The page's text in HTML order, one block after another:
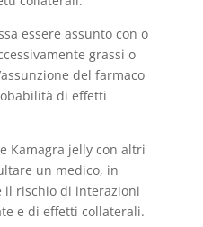
essere assunto con o
grassi o
del farmaco
di effetti
Kamagra jelly con altri
un medico, in
il rischio di interazioni
e di effetti collaterali.